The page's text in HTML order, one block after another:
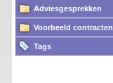
Adviesgesprekken
Voorbeeld contracten
Tags